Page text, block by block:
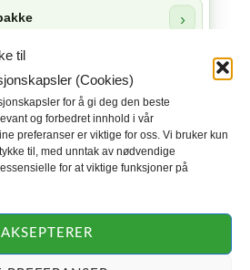
til
(Cookies)
for å gi deg den beste
og forbedret innhold i vår
preferanser er viktige for oss. Vi bruker kun
til, med unntak av nødvendige
for at viktige funksjoner på
AKSEPTERER